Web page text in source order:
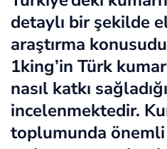
detaylı bir şekilde
araştırma
1king’in Türk
nasıl katkı
incelenmektedir.
toplumunda